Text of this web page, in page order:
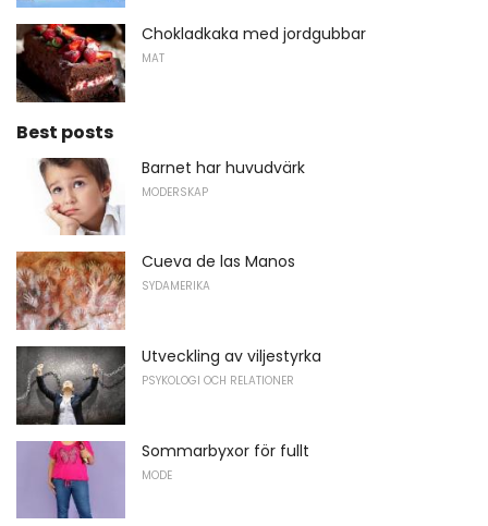
Chokladkaka med jordgubbar
MAT
Best posts
Barnet har huvudvärk
MODERSKAP
Cueva de las Manos
SYDAMERIKA
Utveckling av viljestyrka
PSYKOLOGI OCH RELATIONER
Sommarbyxor för fullt
MODE